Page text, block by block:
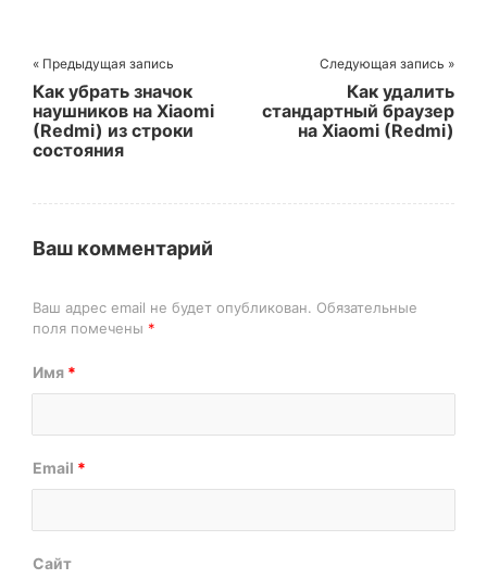
« Предыдущая запись
Как убрать значок
наушников на Xiaomi
(Redmi) из строки
состояния
Следующая запись »
Как удалить
стандартный браузер
на Xiaomi (Redmi)
Ваш комментарий
Ваш адрес email не будет опубликован. Обязательные
поля помечены *
Имя *
Email *
Сайт